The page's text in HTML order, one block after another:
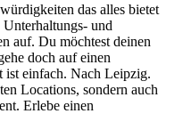
das alles bietet
und
auf. Du möchtest deinen
doch auf einen
einfach. Nach Leipzig.
Locations, sondern auch
Erlebe einen